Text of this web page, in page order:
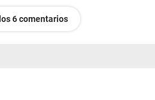
6 comentarios